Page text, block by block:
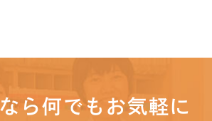
ら何でもお気軽に